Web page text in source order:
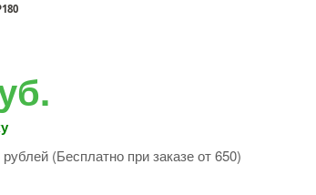
(Бесплатно при заказе от 650)